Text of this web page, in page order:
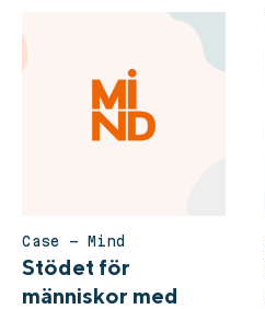
Case – Mind
Stödet för
människor med